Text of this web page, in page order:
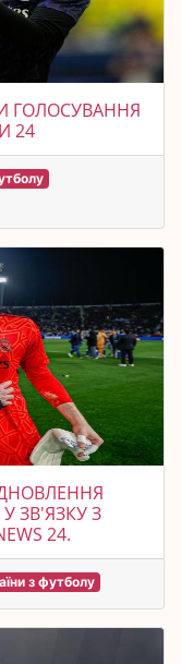
ГОЛОСУВАННЯ
24
ЗВ'ЯЗКУ З
24.
з футболу